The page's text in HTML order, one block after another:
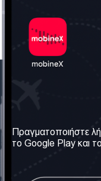
Σχετικά με εμάς
Οι Υπηρεσίες μας
Πραγματοποιήστε
το Google Play και